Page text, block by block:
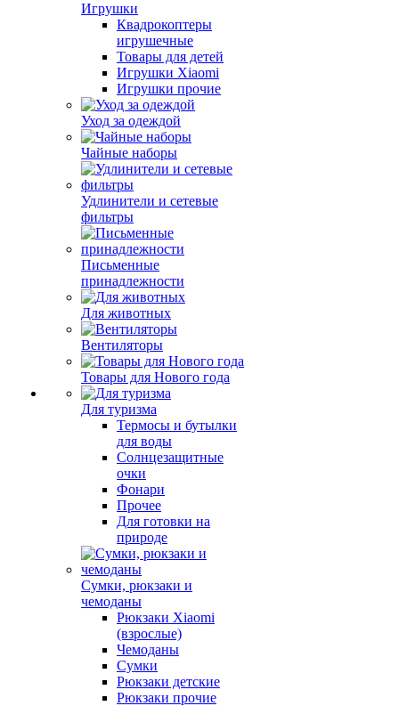
Игрушки
Квадрокоптеры
игрушечные
Товары для детей
Игрушки Xiaomi
Игрушки прочие
Уход за одеждой
Чайные наборы
Удлинители и сетевые
фильтры
Письменные
принадлежности
Для животных
Вентиляторы
Товары для Нового года
Для туризма
Термосы и бутылки
для воды
Солнцезащитные
очки
Фонари
Прочее
Для готовки на
природе
Сумки, рюкзаки и
чемоданы
Рюкзаки Xiaomi
(взрослые)
Чемоданы
Сумки
Рюкзаки детские
Рюкзаки прочие